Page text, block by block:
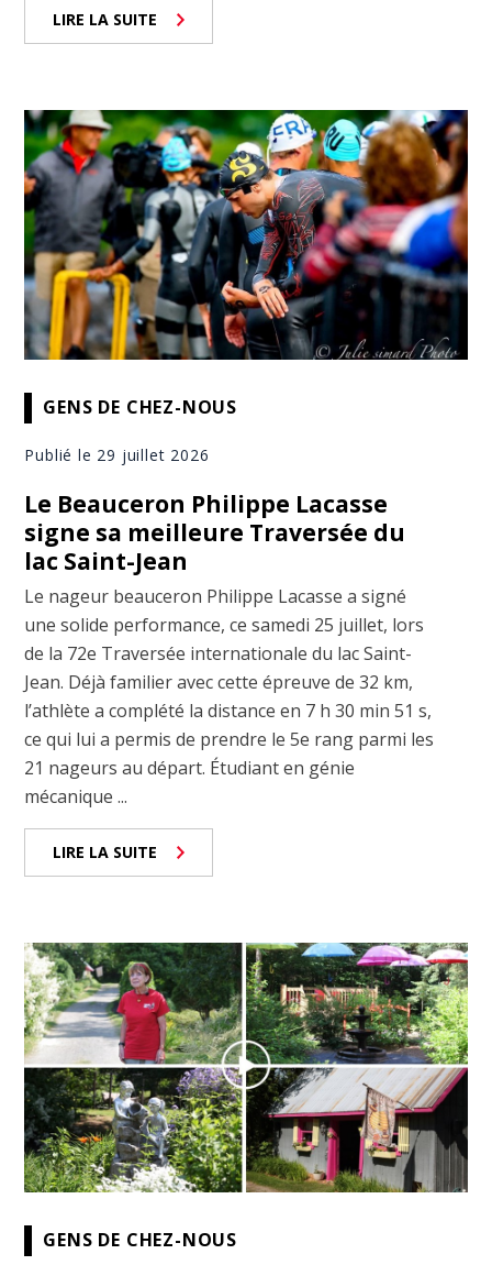
LIRE LA SUITE
GENS DE CHEZ-NOUS
Publié le 29 juillet 2026
Le Beauceron Philippe Lacasse
signe sa meilleure Traversée du
lac Saint-Jean
Le nageur beauceron Philippe Lacasse a signé
une solide performance, ce samedi 25 juillet, lors
de la 72e Traversée internationale du lac Saint-
Jean. Déjà familier avec cette épreuve de 32 km,
l’athlète a complété la distance en 7 h 30 min 51 s,
ce qui lui a permis de prendre le 5e rang parmi les
21 nageurs au départ. Étudiant en génie
mécanique ...
LIRE LA SUITE
GENS DE CHEZ-NOUS